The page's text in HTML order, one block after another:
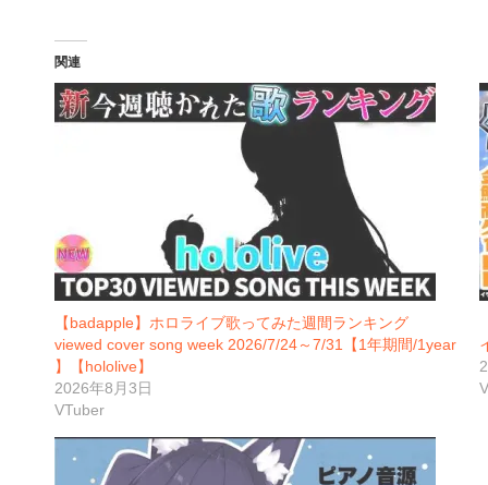
関連
【badapple】ホロライブ歌ってみた週間ランキング
viewed cover song week 2026/7/24～7/31【1年期間/1year
】【hololive】
2026年8月3日
VTuber